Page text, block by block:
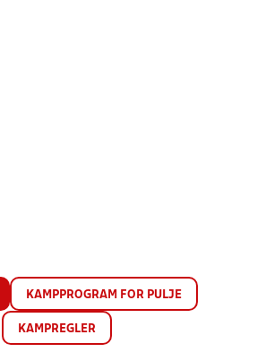
KAMPPROGRAM FOR PULJE
KAMPREGLER